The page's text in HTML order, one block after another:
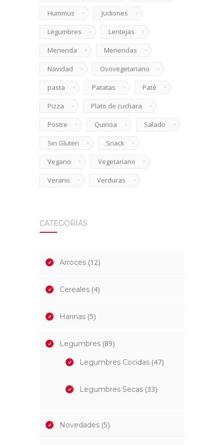
Hummus Judiones
Legumbres Lentejas
Merienda Meriendas
Navidad Ovovegetariano
pasta Patatas Paté
Pizza Plato de cuchara
Postre Quinoa Salado
Sin Gluten Snack
Vegano Vegetariano
Verano Verduras
CATEGORÍAS
Arroces (12)
Cereales (4)
Harinas (5)
Legumbres (89)
Legumbres Cocidas (47)
Legumbres Secas (33)
Novedades (5)